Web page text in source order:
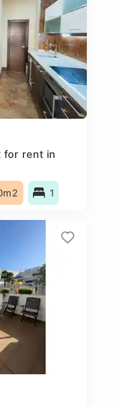
for rent in
1